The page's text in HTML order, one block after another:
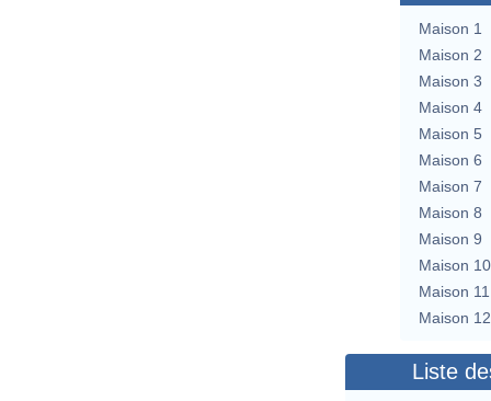
Maison 1
Maison 2
Maison 3
Maison 4
Maison 5
Maison 6
Maison 7
Maison 8
Maison 9
Maison 10
Maison 11
Maison 12
Liste